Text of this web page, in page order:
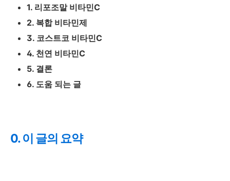
1. 리포조말 비타민C
2. 복합 비타민제
3. 코스트코 비타민C
4. 천연 비타민C
5. 결론
6. 도움 되는 글
0. 이 글의 요약